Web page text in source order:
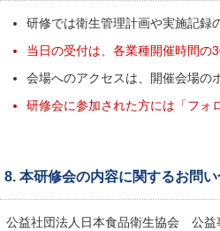
研修では衛生管理計画や実施記録
当日の受付は、各業種開催時間の
会場へのアクセスは、開催会場の
研修会に参加された方には「フォ
8. 本研修会の内容に関するお問
公益社団法人日本食品衛生協会 公益